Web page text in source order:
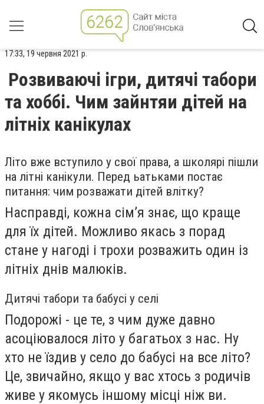
17:33, 19 червня 2021 р.
Розвиваючі ігри, дитячі табори
та хоббі. Чим зайнтяи дітей на
літніх канікулах
Літо вже вступило у свої права, а школярі пішли
на літні канікули. Перед ьатьками постає
питання: чим розважати дітей влітку?
Насправді, кожна сім’я знає, що краще
для їх дітей. Можливо якась з порад
стане у нагоді і трохи розважить один із
літніх днів малюків.
Дитячі табори та бабусі у селі
Подорожі - це те, з чим дуже давно
асоціювалося літо у багатьох з нас. Ну
хто не їздив у село до бабусі на все літо?
Це, звичайно, якщо у вас хтось з родичів
живе у якомусь іншому місці ніж ви.